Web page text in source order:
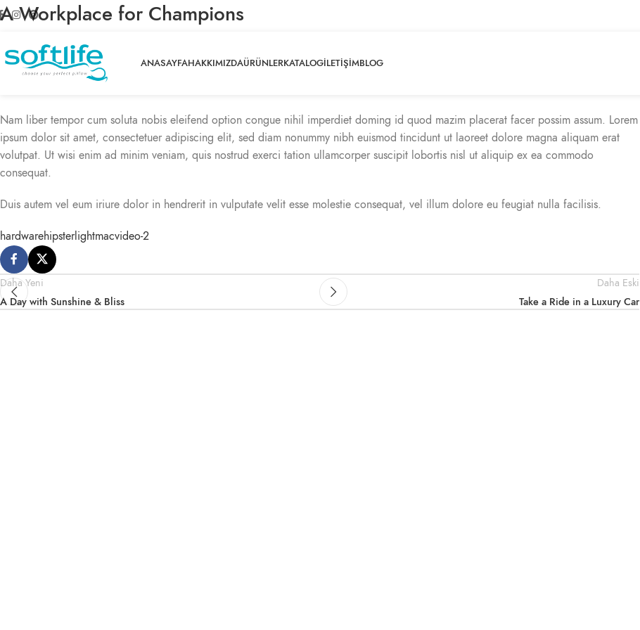
ANASAYFAHAKKIMIZDAÜRÜNLERKATALOGİLETIŞIMBLOG
A Workplace for Champions
Posted by
admin
On Kasım 26, 2020
Nam liber tempor cum soluta nobis eleifend option congue nihil imperdiet doming id quod mazim placerat facer possim assum. Lorem
ipsum dolor sit amet, consectetuer adipiscing elit, sed diam nonummy nibh euismod tincidunt ut laoreet dolore magna aliquam erat
volutpat. Ut wisi enim ad minim veniam, quis nostrud exerci tation ullamcorper suscipit lobortis nisl ut aliquip ex ea commodo
consequat.
Duis autem vel eum iriure dolor in hendrerit in vulputate velit esse molestie consequat, vel illum dolore eu feugiat nulla facilisis.
hardwarehipsterlightmacvideo-2
Daha Yeni
A Day with Sunshine & Bliss
Daha Eski
Take a Ride in a Luxury Car